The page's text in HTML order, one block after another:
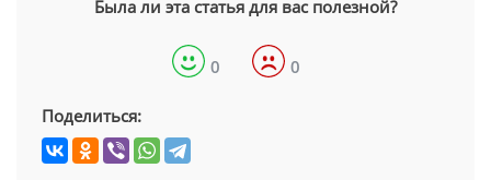
Была ли эта статья для вас полезной?
0 0
Поделиться: